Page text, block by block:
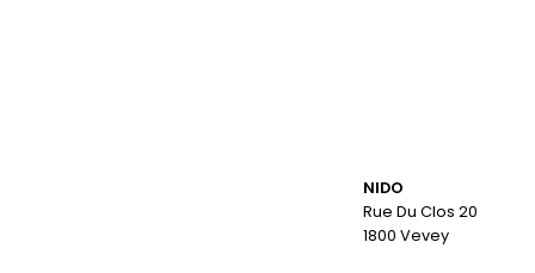
NIDO
Rue Du Clos 20
1800 Vevey